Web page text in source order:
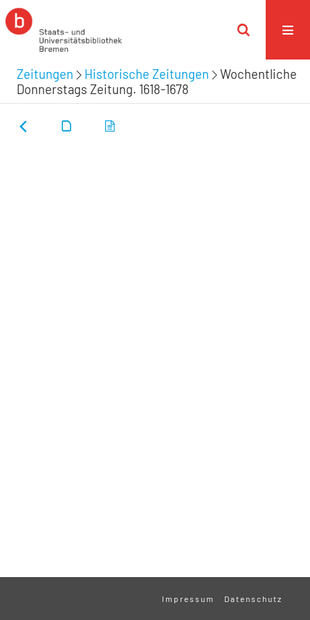
Zeitungen Historische Zeitungen
Wochentliche
Donnerstags Zeitung. 1618-1678
Impressum Datenschutz